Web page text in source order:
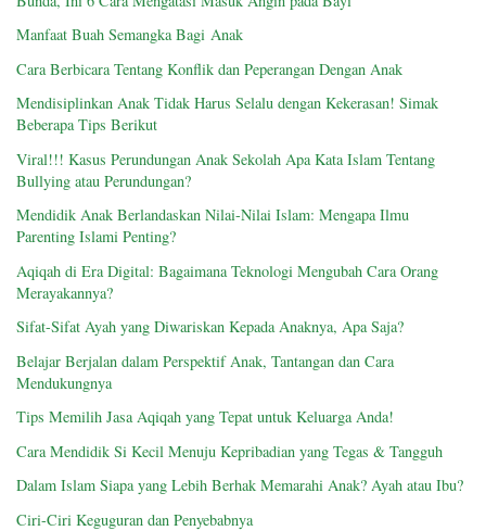
Manfaat Buah Semangka Bagi Anak
Cara Berbicara Tentang Konflik dan Peperangan Dengan Anak
Mendisiplinkan Anak Tidak Harus Selalu dengan Kekerasan! Simak
Beberapa Tips Berikut
Viral!!! Kasus Perundungan Anak Sekolah Apa Kata Islam Tentang
Bullying atau Perundungan?
Mendidik Anak Berlandaskan Nilai-Nilai Islam: Mengapa Ilmu
Parenting Islami Penting?
Aqiqah di Era Digital: Bagaimana Teknologi Mengubah Cara Orang
Merayakannya?
Sifat-Sifat Ayah yang Diwariskan Kepada Anaknya, Apa Saja?
Belajar Berjalan dalam Perspektif Anak, Tantangan dan Cara
Mendukungnya
Tips Memilih Jasa Aqiqah yang Tepat untuk Keluarga Anda!
Cara Mendidik Si Kecil Menuju Kepribadian yang Tegas & Tangguh
Dalam Islam Siapa yang Lebih Berhak Memarahi Anak? Ayah atau Ibu?
Ciri-Ciri Keguguran dan Penyebabnya